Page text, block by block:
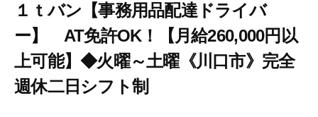
１ｔバン【事務用品配達ドライバ
ー】 AT免許OK！【月給260,000円以
上可能】◆火曜～土曜《川口市》完全
週休二日シフト制